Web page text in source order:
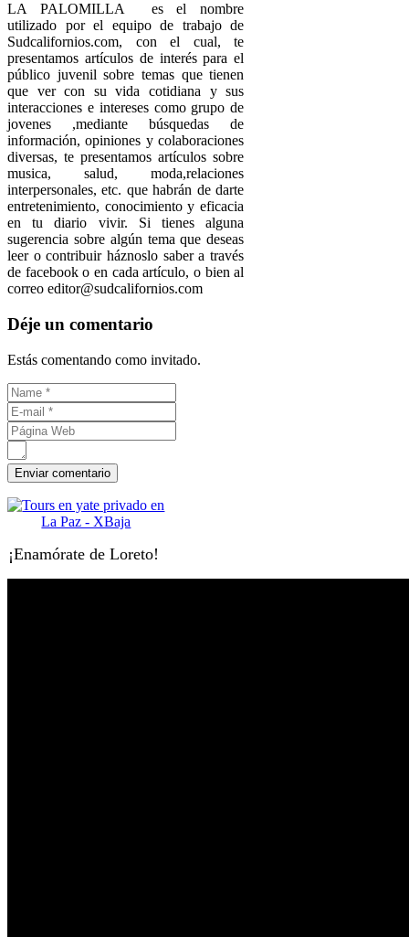
LA PALOMILLA es el nombre
utilizado por el equipo de trabajo de
Sudcalifornios.com, con el cual, te
presentamos artículos de interés para el
público juvenil sobre temas que tienen
que ver con su vida cotidiana y sus
interacciones e intereses como grupo de
jovenes ,mediante búsquedas de
información, opiniones y colaboraciones
diversas, te presentamos artículos sobre
musica, salud, moda,relaciones
interpersonales, etc. que habrán de darte
entretenimiento, conocimiento y eficacia
en tu diario vivir. Si tienes alguna
sugerencia sobre algún tema que deseas
leer o contribuir háznoslo saber a través
de facebook o en cada artículo, o bien al
correo editor@sudcalifornios.com
Déje un comentario
Estás comentando como invitado.
¡Enamórate de Loreto!